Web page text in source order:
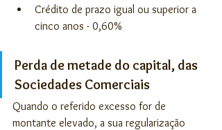
Crédito de prazo igual ou superior a
cinco anos - 0,60%
Perda de metade do capital, das
Sociedades Comerciais
Quando o referido excesso for de
montante elevado, a sua regularização